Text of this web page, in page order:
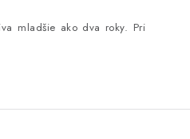
mladšie ako dva roky. Pri